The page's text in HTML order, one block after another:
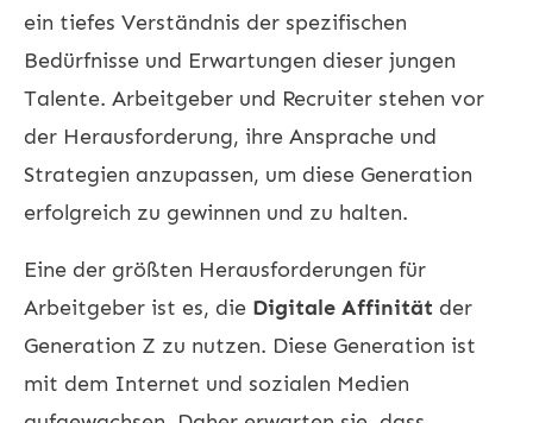
ein tiefes Verständnis der spezifischen
Bedürfnisse und Erwartungen dieser jungen
Talente. Arbeitgeber und Recruiter stehen vor
der Herausforderung, ihre Ansprache und
Strategien anzupassen, um diese Generation
erfolgreich zu gewinnen und zu halten.
Eine der größten Herausforderungen für
Arbeitgeber ist es, die Digitale Affinität der
Generation Z zu nutzen. Diese Generation ist
mit dem Internet und sozialen Medien